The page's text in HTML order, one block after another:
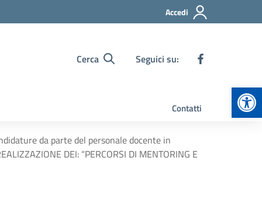
Accedi
Cerca Seguici su:
Contatti
da parte del personale docente in
DEI: “PERCORSI DI MENTORING E